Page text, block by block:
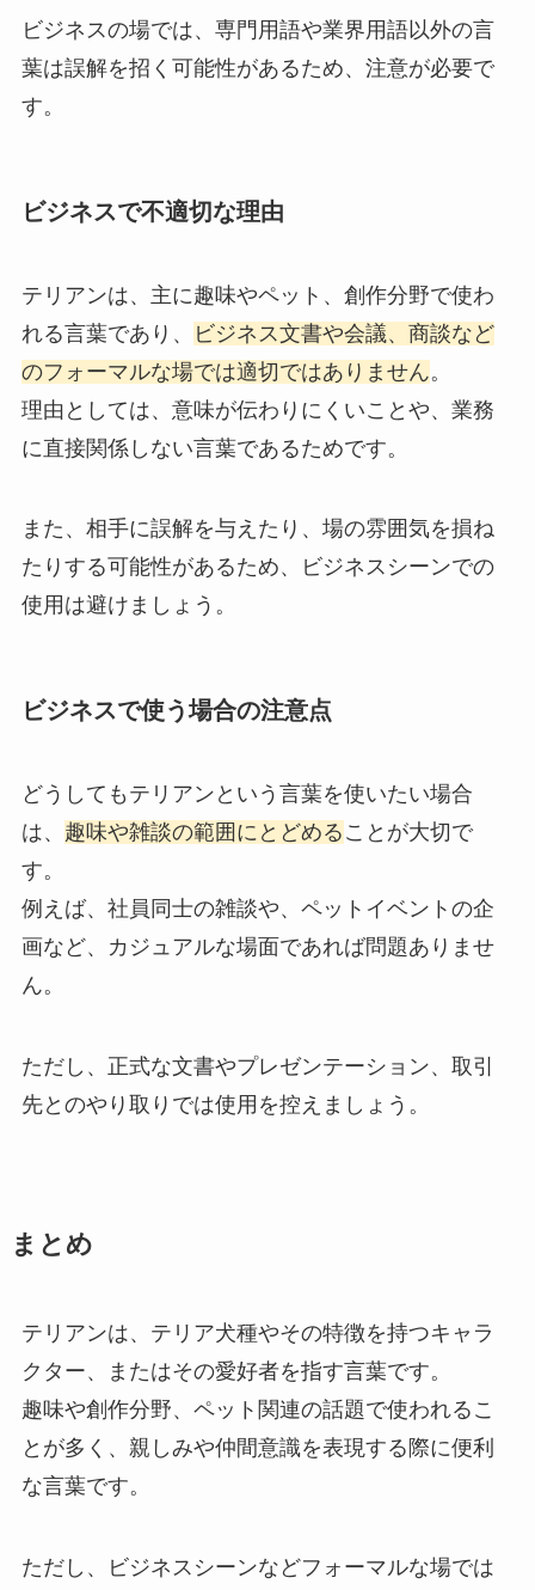
ビジネスの場では、専門用語や業界用語以外の言
葉は誤解を招く可能性があるため、注意が必要で
す。
ビジネスで不適切な理由
テリアンは、主に趣味やペット、創作分野で使わ
れる言葉であり、
ビジネス文書や会議、商談など
のフォーマルな場では適切ではありません。
理由としては、意味が伝わりにくいことや、業務
に直接関係しない言葉であるためです。
また、相手に誤解を与えたり、場の雰囲気を損ね
たりする可能性があるため、ビジネスシーンでの
使用は避けましょう。
ビジネスで使う場合の注意点
どうしてもテリアンという言葉を使いたい場合
は、 趣味や雑談の範囲にとどめる ことが大切で
す。
例えば、社員同士の雑談や、ペットイベントの企
画など、カジュアルな場面であれば問題ありませ
ん。
ただし、正式な文書やプレゼンテーション、取引
先とのやり取りでは使用を控えましょう。
まとめ
テリアンは、テリア犬種やその特徴を持つキャラ
クター、またはその愛好者を指す言葉です。
趣味や創作分野、ペット関連の話題で使われるこ
とが多く、親しみや仲間意識を表現する際に便利
な言葉です。
ただし、ビジネスシーンなどフォーマルな場では